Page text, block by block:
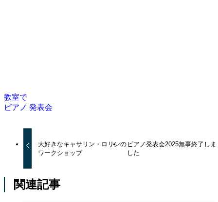
教室で
ピアノ 発表会
大好きなキャサリン・ロリンの
ワークショップ
ピアノ発表会2025無事終了しま
した
関連記事